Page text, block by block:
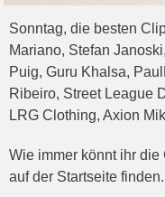
Sonntag, die besten
Mariano, Stefan
Puig, Guru Khalsa,
Ribeiro, Street League
LRG Clothing, Axion
Wie immer könnt ihr
auf der Startseite